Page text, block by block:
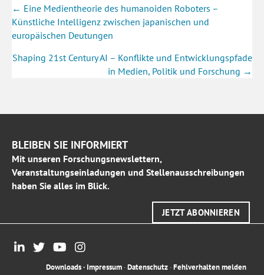
Posts
navigation
← Eine Medientheorie des humanoiden Roboters –
Künstliche Intelligenz zwischen japanischen und
europäischen Deutungen
Shaping 21st Century AI – Konflikte und Entwicklungspfade
in Medien, Politik und Forschung →
BLEIBEN SIE INFORMIERT
Mit unseren Forschungsnewslettern,
Veranstaltungseinladungen und Stellenausschreibungen
haben Sie alles im Blick.
JETZT ABONNIEREN
Downloads· Impressum ·Datenschutz ·Fehlverhalten melden